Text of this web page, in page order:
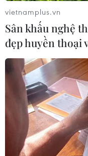
#Vi phạm giao thông
#Mạng xã hội
TP. Hà Nội
vietnamplus.vn
Sân khấu nghệ
đẹp huyền thoại